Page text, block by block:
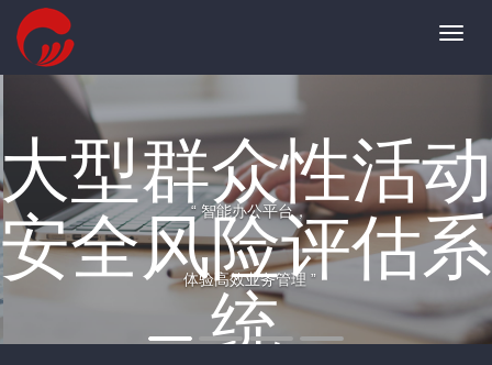
大型群众性活动
安全风险评估系
统
“ 智能办公平台，
体验高效业务管理 ”